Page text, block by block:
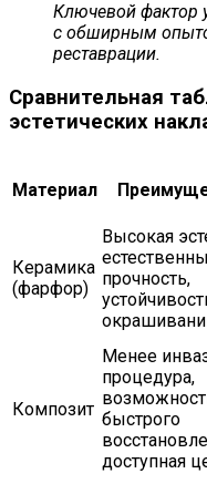
Ключевой фактор
с обширным
реставрации.
Сравнительная
эстетических
Материал
Керамика
(фарфор)
Высокая
прочность,
Композит
Менее
процедура,
быстрого
доступная